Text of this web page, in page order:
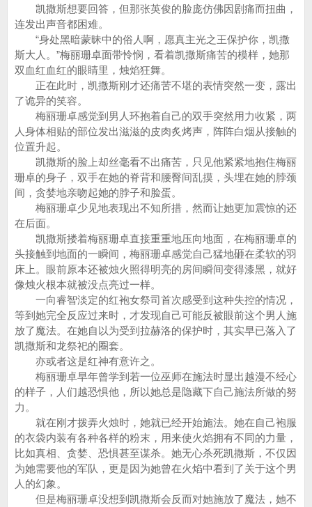
凯撒斯想要回答，但那张英俊的脸庞仿佛因剧痛而扭曲，
连发出声音都困难。
“身处黑暗蒙昧中的俗人啊，愿真主光之王保护你，凯撒
斯大人。”梅丽珊卓面带怜悯，看着凯撒斯痛苦的模样，她那
双血红血红的眼睛里，烛焰狂舞。
正在此时，凯撒斯刚才还痛苦不堪的表情突然一变，露出
了诡异的笑容。
梅丽珊卓感觉到男人环抱着自己的双手突然用力收紧，两
人身体相贴的部位发出滋滋的皮肉炙烤声，阵阵白烟从接触的
位置升起。
凯撒斯的脸上却丝毫看不出痛苦，只见他紧紧地抱住梅丽
珊卓的身子，双手在她的脊背和腰臀间乱摸，头埋在她的脖颈
间，贪婪地亲吻起她的脖子和脸蛋。
梅丽珊卓少见地表现出不知所措，然而让她更加震惊的还
在后面。
凯撒斯搂着梅丽珊卓直接重重地压向地面，在梅丽珊卓的
头接触到地面的一瞬间，梅丽珊卓感觉自己猛地砸在柔软的羽
床上。眼前原本还被烛火照得明亮的房间瞬间变得漆黑，就好
像烛火根本就被没点亮过一样。
一向睿智淡定的红袍女祭司首次感受到这种失控的情况，
等到她完全反应过来时，才发现自己可能反被眼前这个男人施
放了魔法。在她自以为受到拉赫洛的保护时，其实早已落入了
凯撒斯和龙祭祀的圈套。
亦或者这是红神有意许之。
梅丽珊卓早年曾学到若一位巫师在施法时显出越漫不经心
的样子，人们越恐惧他，所以她总是隐藏下自己施法所做的努
力。
就在刚才拨弄火烛时，她就已经开始施法。她在自己袍服
的衣袋内装有各种各样的粉末，用来使火焰拥有不同的力量，
比如真相、贪婪、恐惧甚至谋杀。她无心杀死凯撒斯，不仅因
为她需要他的军队，更是因为她曾在火焰中看到了关于这个男
人的幻象。
但是梅丽珊卓没想到凯撒斯会反而对她施放了魔法，她不